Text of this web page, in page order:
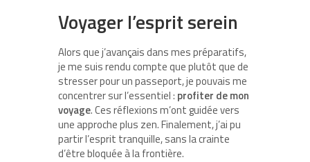
Voyager l’esprit serein
Alors que j’avançais dans mes préparatifs,
je me suis rendu compte que plutôt que de
stresser pour un passeport, je pouvais me
concentrer sur l’essentiel : profiter de mon
voyage. Ces réflexions m’ont guidée vers
une approche plus zen. Finalement, j’ai pu
partir l’esprit tranquille, sans la crainte
d’être bloquée à la frontière.